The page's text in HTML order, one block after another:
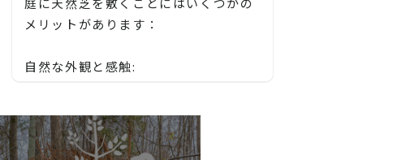
メリットがあります：
自然な外観と感触:
ます。天然の芝生は、歩くときの感触
や見た目が人工的なものとは異なり、